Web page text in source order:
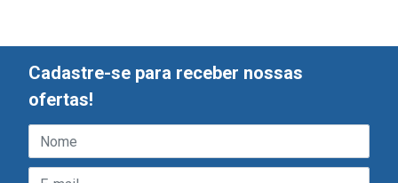
Cadastre-se para receber nossas
ofertas!